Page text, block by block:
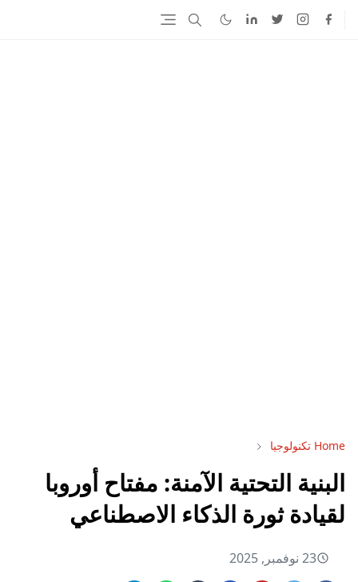
Home تكنولوجيا
البنية التحتية الآمنة: مفتاح أوروبا
لقيادة ثورة الذكاء الاصطناعي
23 نوفمبر, 2025